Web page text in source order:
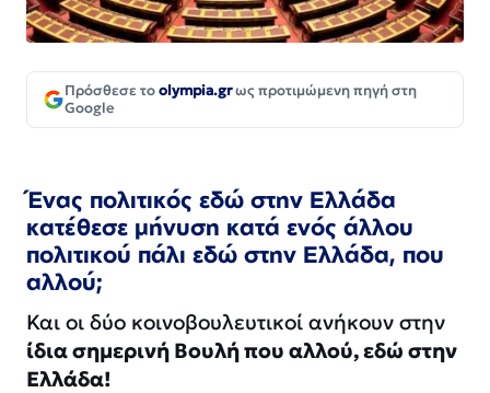
Πρόσθεσε τοolympia.grως προτιμώμενη πηγή στη
Google
Ένας πολιτικός εδώ στην Ελλάδα
κατέθεσε μήνυση κατά ενός άλλου
πολιτικού πάλι εδώ στην Ελλάδα, που
αλλού;
Και οι δύο κοινοβουλευτικοί ανήκουν στην
ίδια σημερινή Βουλή που αλλού, εδώ στην
Ελλάδα!